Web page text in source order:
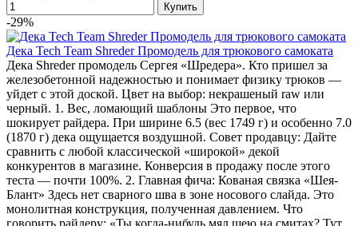
-29%
Дека Tech Team Shreder Промодель для трюкового самоката
Дека Shreder промодель Сергея «Шредера». Кто пришел за
железобетонной надежностью и понимает физику трюков —
уйдет с этой доской. Цвет на выбор: некрашеный raw или
черный. 1. Вес, ломающий шаблоны Это первое, что
шокирует райдера. При ширине 6.5 (вес 1749 г) и особенно 7.0
(1870 г) дека ощущается воздушной. Совет продавцу: Дайте
сравнить с любой классической «широкой» декой
конкурентов в магазине. Конверсия в продажу после этого
теста — почти 100%. 2. Главная фича: Кованая связка «Шея-
Блант» Здесь нет сварного шва в зоне носового слайда. Это
монолитная конструкция, полученная давлением. Что
говорить райдеру: «Ты когда-нибудь мял шею на смитах? Тут